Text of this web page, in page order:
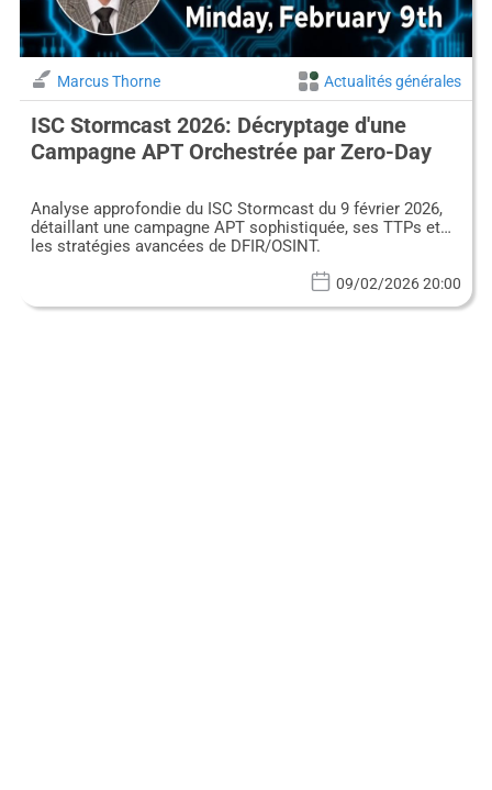
Marcus Thorne Actualités générales
ISC Stormcast 2026: Décryptage d'une
Campagne APT Orchestrée par Zero-Day
Analyse approfondie du ISC Stormcast du 9 février 2026,
détaillant une campagne APT sophistiquée, ses TTPs et
les stratégies avancées de DFIR/OSINT.
09/02/2026 20:00